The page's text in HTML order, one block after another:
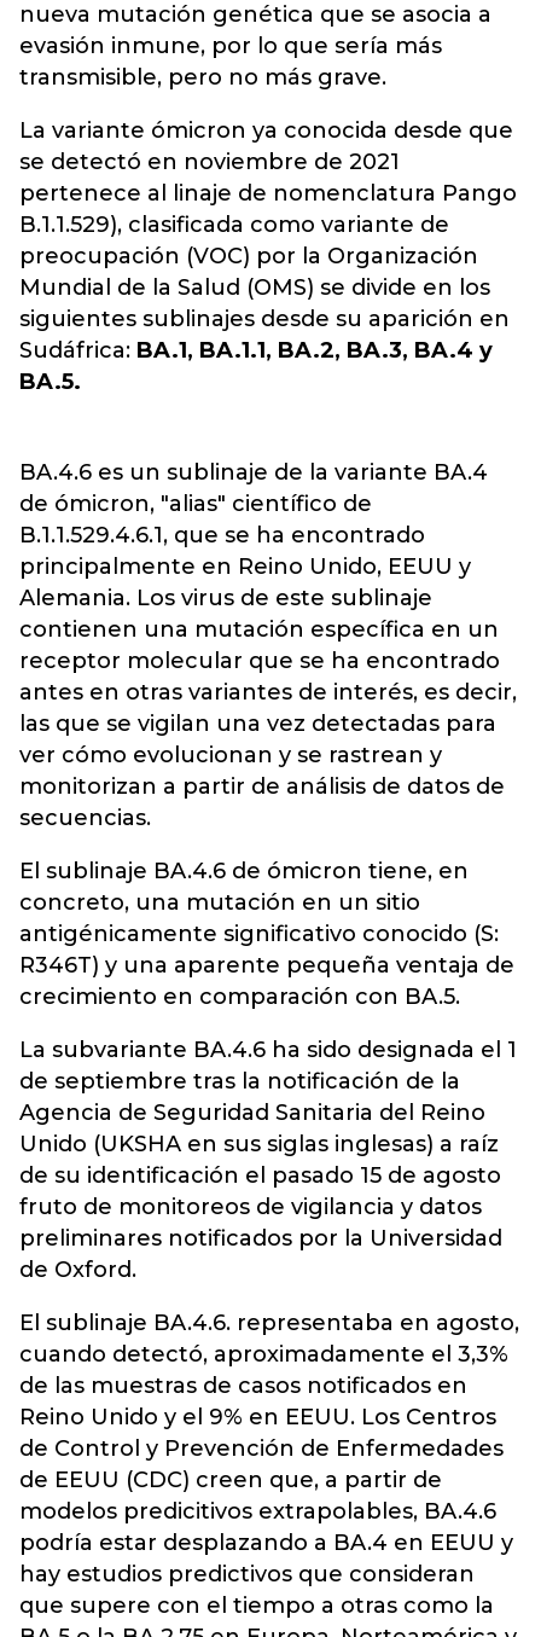
nueva mutación genética que se asocia a
evasión inmune, por lo que sería más
transmisible, pero no más grave.
La variante ómicron ya conocida desde que
se detectó en noviembre de 2021
pertenece al linaje de nomenclatura Pango
B.1.1.529), clasificada como variante de
preocupación (VOC) por la Organización
Mundial de la Salud (OMS) se divide en los
siguientes sublinajes desde su aparición en
Sudáfrica: BA.1, BA.1.1, BA.2, BA.3, BA.4 y
BA.5.
BA.4.6 es un sublinaje de la variante BA.4
de ómicron, "alias" científico de
B.1.1.529.4.6.1, que se ha encontrado
principalmente en Reino Unido, EEUU y
Alemania. Los virus de este sublinaje
contienen una mutación específica en un
receptor molecular que se ha encontrado
antes en otras variantes de interés, es decir,
las que se vigilan una vez detectadas para
ver cómo evolucionan y se rastrean y
monitorizan a partir de análisis de datos de
secuencias.
El sublinaje BA.4.6 de ómicron tiene, en
concreto, una mutación en un sitio
antigénicamente significativo conocido (S:
R346T) y una aparente pequeña ventaja de
crecimiento en comparación con BA.5.
La subvariante BA.4.6 ha sido designada el 1
de septiembre tras la notificación de la
Agencia de Seguridad Sanitaria del Reino
Unido (UKSHA en sus siglas inglesas) a raíz
de su identificación el pasado 15 de agosto
fruto de monitoreos de vigilancia y datos
preliminares notificados por la Universidad
de Oxford.
El sublinaje BA.4.6. representaba en agosto,
cuando detectó, aproximadamente el 3,3%
de las muestras de casos notificados en
Reino Unido y el 9% en EEUU. Los Centros
de Control y Prevención de Enfermedades
de EEUU (CDC) creen que, a partir de
modelos predicitivos extrapolables, BA.4.6
podría estar desplazando a BA.4 en EEUU y
hay estudios predictivos que consideran
que supere con el tiempo a otras como la